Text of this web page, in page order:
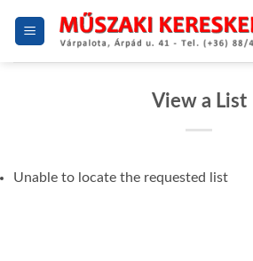
View a List
Unable to locate the requested list